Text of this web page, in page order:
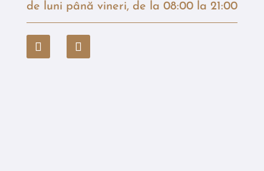
de luni până vineri, de la 08:00 la 21:00